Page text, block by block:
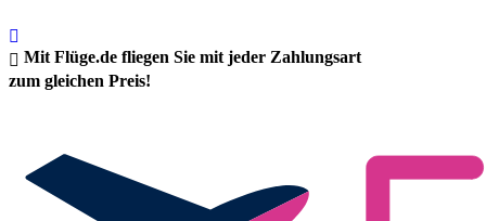
Mit Flüge.de fliegen Sie mit jeder Zahlungsart
zum gleichen Preis!